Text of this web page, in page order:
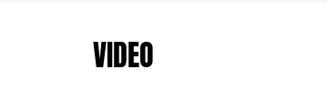
VIDEO